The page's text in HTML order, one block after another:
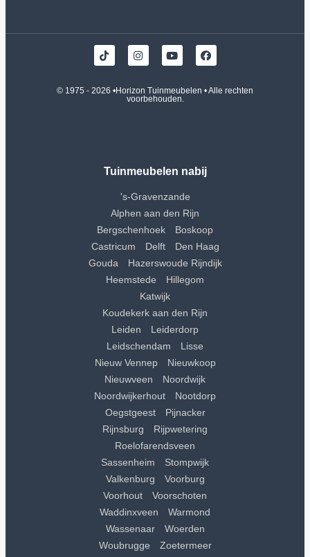
© 1975 - 2026 •Horizon Tuinmeubelen • Alle rechten
voorbehouden.
Tuinmeubelen nabij
's-Gravenzande
Alphen aan den Rijn
Bergschenhoek
Boskoop
Castricum
Delft
Den Haag
Gouda
Hazerswoude Rijndijk
Heemstede
Hillegom
Katwijk
Koudekerk aan den Rijn
Leiden
Leiderdorp
Leidschendam
Lisse
Nieuw Vennep
Nieuwkoop
Nieuwveen
Noordwijk
Noordwijkerhout
Nootdorp
Oegstgeest
Pijnacker
Rijnsburg
Rijpwetering
Roelofarendsveen
Sassenheim
Stompwijk
Valkenburg
Voorburg
Voorhout
Voorschoten
Waddinxveen
Warmond
Wassenaar
Woerden
Woubrugge
Zoetermeer